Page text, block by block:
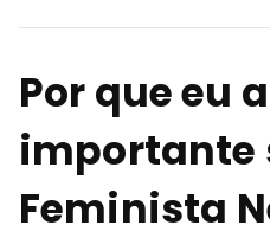
Por que eu
importante
Feminista